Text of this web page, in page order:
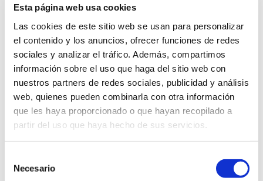
Esta página web usa cookies
Las cookies de este sitio web se usan para personalizar
el contenido y los anuncios, ofrecer funciones de redes
sociales y analizar el tráfico. Además, compartimos
información sobre el uso que haga del sitio web con
nuestros partners de redes sociales, publicidad y análisis
web, quienes pueden combinarla con otra información
que les haya proporcionado o que hayan recopilado a
partir del uso que haya hecho de sus servicios.
Necesario